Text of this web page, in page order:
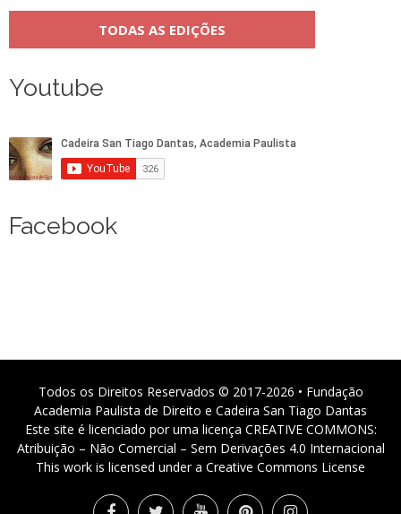
TODAS AS EDIÇÕES
Youtube
Facebook
Todos os Direitos Reservados © 2017-2026 • Fundação
Academia Paulista de Direito e Cadeira San Tiago Dantas
Este site é licenciado por uma licença CREATIVE COMMONS:
Atribuição – Não Comercial – Sem Derivações 4.0 Internacional
This work is licensed under a Creative Commons License